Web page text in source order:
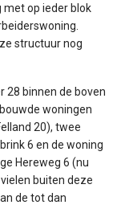
op ieder blok
structuur nog
28 binnen de boven
woningen
20), twee
6 en de woning
Hereweg 6 (nu
buiten deze
de tot dan